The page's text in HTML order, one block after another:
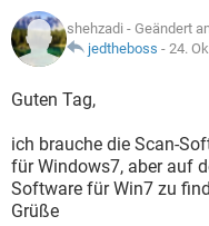
WHATSAPP
FACEBOOK
WINDOWS 10
WHATSAPP
FACEBOOK
SPIELE
ANDROID
FACEBOOK
LEXIKON
SPIELE
ANDROID
WINDOWS 10
WHATSAPP
FACEBOOK
shehzadi - Geändert
jedtheboss - 24.
Guten Tag,
ich brauche die Scan-
für Windows7, aber auf
Software für Win7 zu
Grüße